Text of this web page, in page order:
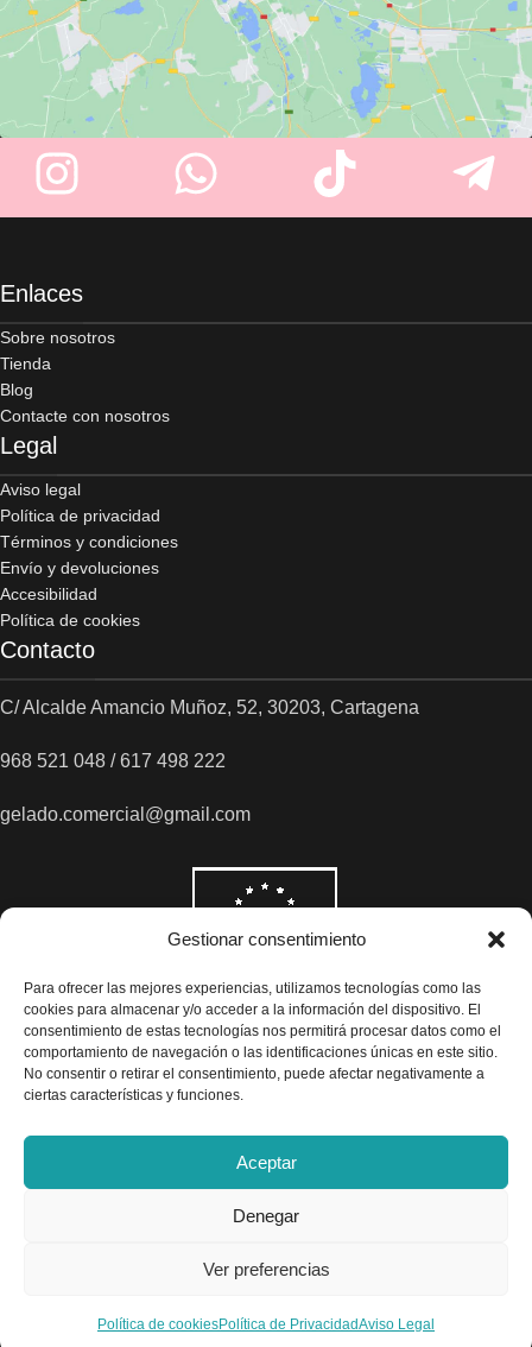
Gestionar consentimiento
Para ofrecer las mejores experiencias, utilizamos tecnologías como las
cookies para almacenar y/o acceder a la información del dispositivo. El
consentimiento de estas tecnologías nos permitirá procesar datos como el
comportamiento de navegación o las identificaciones únicas en este sitio.
No consentir o retirar el consentimiento, puede afectar negativamente a
ciertas características y funciones.
Aceptar
Denegar
Ver preferencias
Política de cookiesPolítica de PrivacidadAviso Legal
automática y placas resistentes
a químicos. Ideal para uso
profesional o doméstico,
incluso con tratamientos
capilares. Incluye doble voltaje
para viajar sin preocupaciones.
Enlaces
Sobre nosotros
Tienda
Blog
Contacte con nosotros
Legal
Aviso legal
Política de privacidad
Términos y condiciones
Envío y devoluciones
Accesibilidad
Política de cookies
Contacto
C/ Alcalde Amancio Muñoz, 52, 30203, Cartagena
968 521 048 / 617 498 222
gelado.comercial@gmail.com